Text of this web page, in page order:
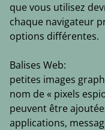
que vous utilisez
chaque navigateur
options différentes.
Balises Web:
petites images
nom de « pixels
peuvent être
applications,